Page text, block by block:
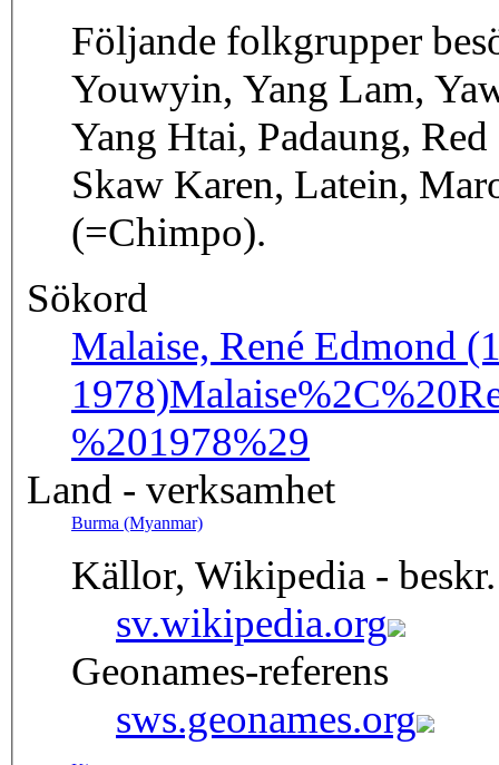
Följande folkgrupper
Youwyin, Yang Lam,
Yang Htai, Padaung,
Skaw Karen, Latein,
(=Chimpo).
Sökord
Malaise, René Edmond
1978)
%201978%29
Land - verksamhet
Burma (Myanmar)
Källor, Wikipedia -
sv.wikipedia.org
Geonames-referens
sws.geonames.org